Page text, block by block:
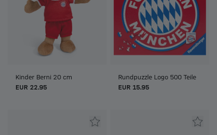
Kinder Berni 20 cm
EUR 22.95
Rundpuzzle Logo 500 Teile
EUR 15.95